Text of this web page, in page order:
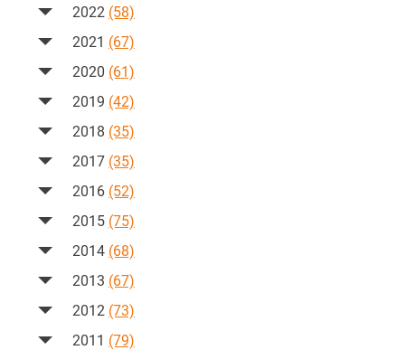
2022 (58)
2021 (67)
2020 (61)
2019 (42)
2018 (35)
2017 (35)
2016 (52)
2015 (75)
2014 (68)
2013 (67)
2012 (73)
2011 (79)